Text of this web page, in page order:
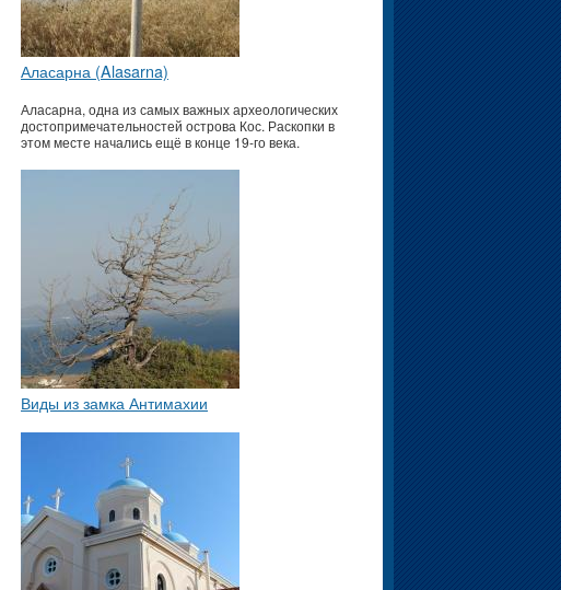
Аласарна (Alasarna)
Аласарна, одна из самых важных археологических
достопримечательностей острова Кос. Раскопки в
этом месте начались ещё в конце 19-го века.
Виды из замка Антимахии